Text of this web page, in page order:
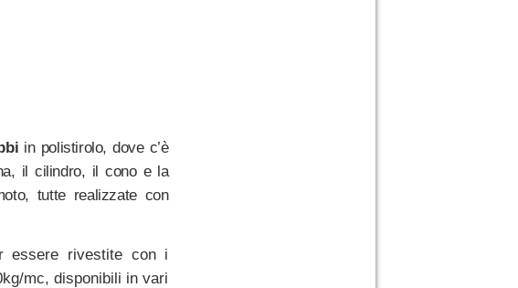
in polistirolo, dove c’è
il cilindro, il cono e la
tutte realizzate con
essere rivestite con i
mc, disponibili in vari